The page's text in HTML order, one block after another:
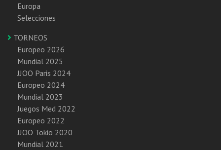
Europa
Selecciones
TORNEOS
Europeo 2026
Mundial 2025
JJOO Paris 2024
Europeo 2024
Mundial 2023
Juegos Med 2022
Europeo 2022
JJOO Tokio 2020
Mundial 2021